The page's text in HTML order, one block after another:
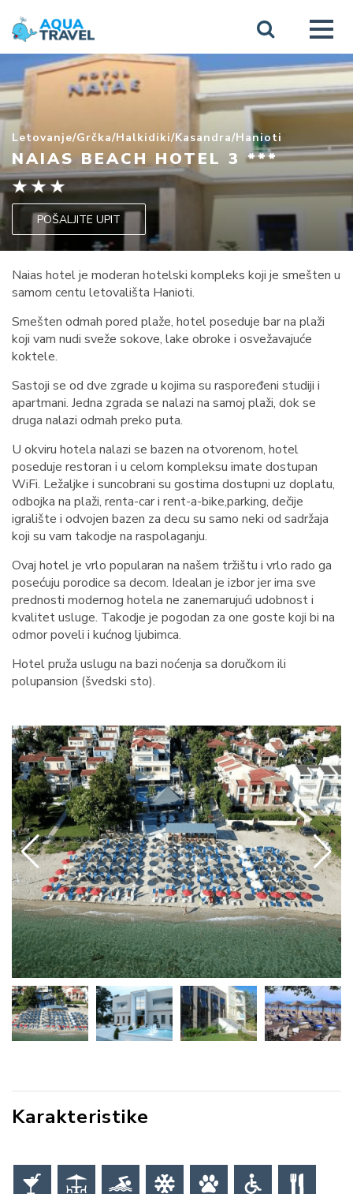
Letovanje/Grčka/Halkidiki/Kasandra/Hanioti
NAIAS BEACH HOTEL 3 ***
POŠALJITE UPIT
Naias hotel je moderan hotelski kompleks koji je smešten u
samom centu letovališta Hanioti.
Smešten odmah pored plaže, hotel poseduje bar na plaži
koji vam nudi sveže sokove, lake obroke i osvežavajuće
koktele.
Sastoji se od dve zgrade u kojima su raspoređeni studiji i
apartmani. Jedna zgrada se nalazi na samoj plaži, dok se
druga nalazi odmah preko puta.
U okviru hotela nalazi se bazen na otvorenom, hotel
poseduje restoran i u celom kompleksu imate dostupan
WiFi. Ležaljke i suncobrani su gostima dostupni uz doplatu,
odbojka na plaži, renta-car i rent-a-bike,parking, dečije
igralište i odvojen bazen za decu su samo neki od sadržaja
koji su vam takodje na raspolaganju.
Ovaj hotel je vrlo popularan na našem tržištu i vrlo rado ga
posećuju porodice sa decom. Idealan je izbor jer ima sve
prednosti modernog hotela ne zanemarujući udobnost i
kvalitet usluge. Takodje je pogodan za one goste koji bi na
odmor poveli i kućnog ljubimca.
Hotel pruža uslugu na bazi noćenja sa doručkom ili
polupansion (švedski sto).
Karakteristike